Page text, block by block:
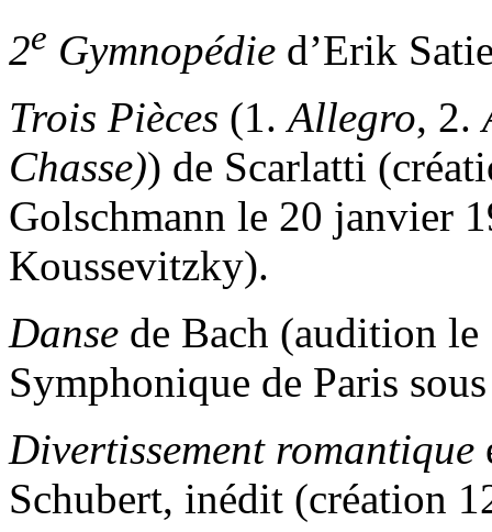
2e Gymnopédie d’Erik
Trois Pièces (1.Allegro, 2.
Chasse)) de Scarlatti
Golschmann le 20 janvier
Koussevitzky).
Danse de Bach (audition le
Symphonique de Paris
Divertissement romantique
Schubert, inédit (création